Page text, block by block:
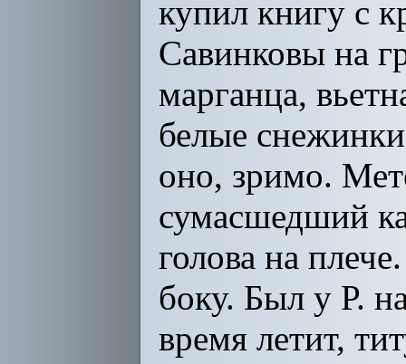
купил книгу с
Савинковы на
марганца,
белые
оно, зримо.
сумасшедший
голова на
боку. Был у Р.
время летит,